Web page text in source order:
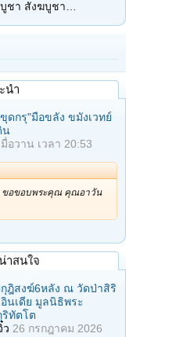
บูชา สังฆบูชา…
นำ
ขุดกรุ"มือขลัง ขมังเวทย์
น
มื่อวาน เวลา 20:53
ขอขอบพระคุณ คุณอาวัน
าสนใจ
ฎิสงฆ์6หลัง ณ วัดป่าสิริ
นเดีย มูลนิธิพระ
ริทัตโต
ว 26 กรกฎาคม 2026